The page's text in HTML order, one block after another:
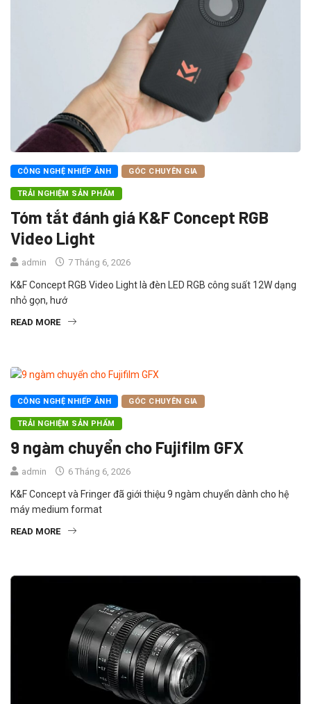
CÔNG NGHỆ NHIẾP ẢNH GÓC CHUYÊN GIA
TRẢI NGHIỆM SẢN PHẨM
Tóm tắt đánh giá K&F Concept RGB
Video Light
admin 7 Tháng 6, 2026
K&F Concept RGB Video Light là đèn LED RGB công suất 12W dạng
nhỏ gọn, hướ
READ MORE
CÔNG NGHỆ NHIẾP ẢNH GÓC CHUYÊN GIA
TRẢI NGHIỆM SẢN PHẨM
9 ngàm chuyển cho Fujifilm GFX
admin 6 Tháng 6, 2026
K&F Concept và Fringer đã giới thiệu 9 ngàm chuyển dành cho hệ
máy medium format
READ MORE